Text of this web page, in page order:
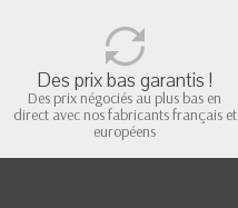
Des prix bas garantis !
Des prix négociés au plus bas en
direct avec nos fabricants français et
européens